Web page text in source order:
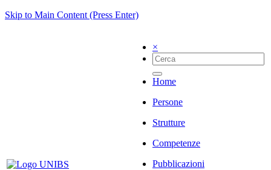
Skip to Main Content (Press Enter)
×
Home
Persone
Strutture
Competenze
Pubblicazioni